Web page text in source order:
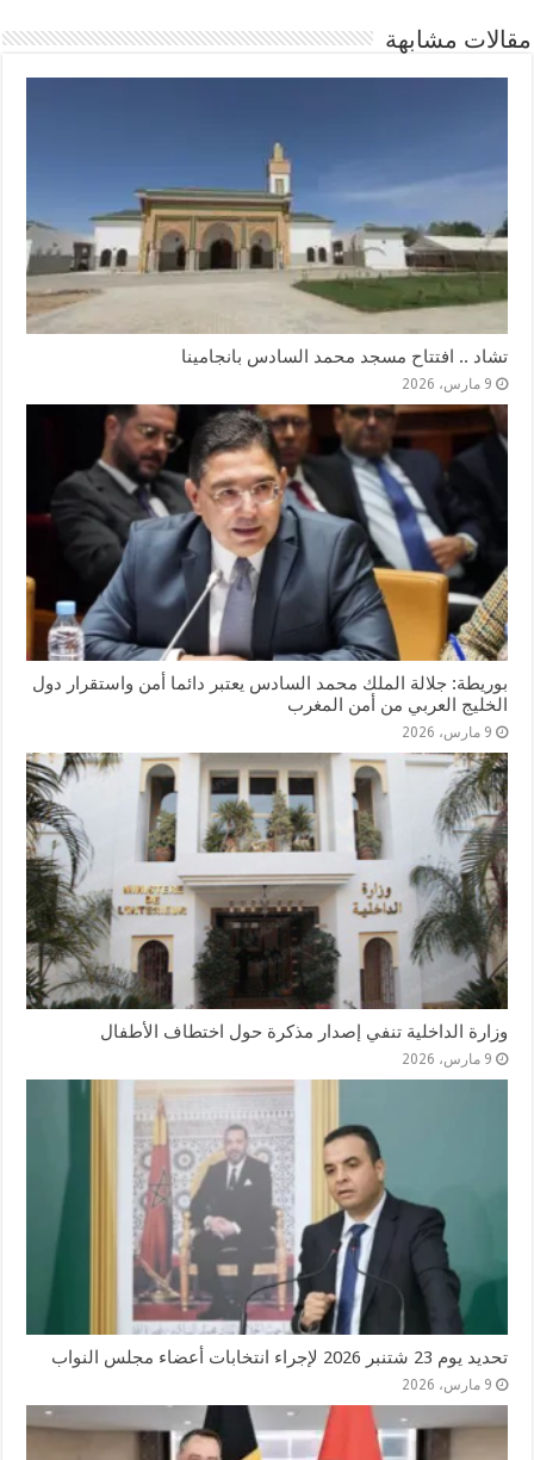
مقالات مشابهة
تشاد .. افتتاح مسجد محمد السادس بانجامينا
9 مارس، 2026
بوريطة: جلالة الملك محمد السادس يعتبر دائما أمن واستقرار دول
الخليج العربي من أمن المغرب
9 مارس، 2026
وزارة الداخلية تنفي إصدار مذكرة حول اختطاف الأطفال
9 مارس، 2026
تحديد يوم 23 شتنبر 2026 لإجراء انتخابات أعضاء مجلس النواب
9 مارس، 2026